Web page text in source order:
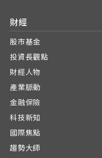
財經
股市基金
投資長觀點
財經人物
產業脈動
金融保險
科技新知
國際焦點
趨勢大師